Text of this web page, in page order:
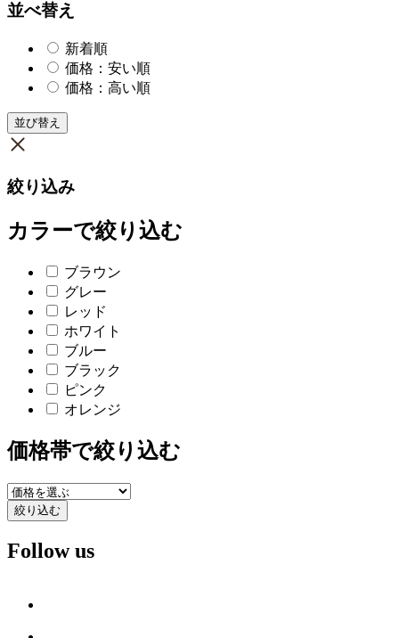
並べ替え
新着順
価格：安い順
価格：高い順
並び替え
絞り込み
カラーで絞り込む
ブラウン
グレー
レッド
ホワイト
ブルー
ブラック
ピンク
オレンジ
価格帯で絞り込む
絞り込む
Follow us